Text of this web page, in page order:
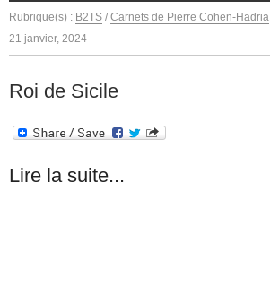
Rubrique(s) : B2TS / Carnets de Pierre Cohen-Hadria
21 janvier, 2024
Roi de Sicile
Lire la suite...